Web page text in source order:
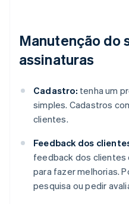
Manutenção do
assinaturas
Cadastro: tenha um
simples. Cadastros
clientes.
Feedback dos
feedback dos clientes
para fazer melhorias.
pesquisa ou pedir